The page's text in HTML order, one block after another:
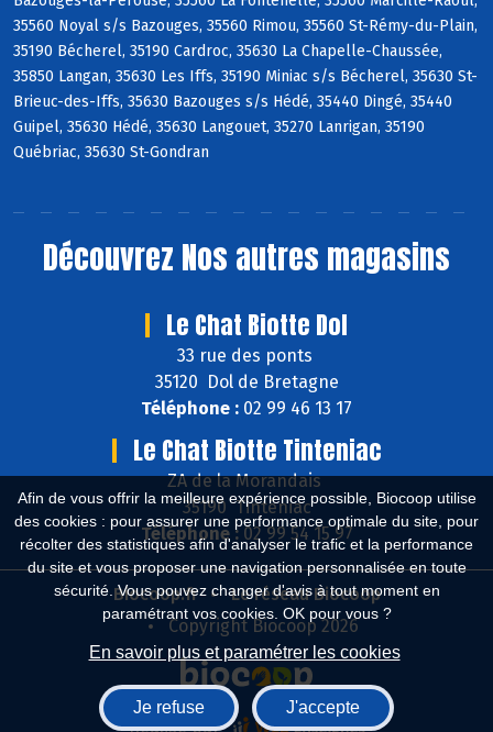
Afin de vous offrir la meilleure expérience possible, Biocoop utilise
des cookies : pour assurer une performance optimale du site, pour
récolter des statistiques afin d'analyser le trafic et la performance
du site et vous proposer une navigation personnalisée en toute
sécurité. Vous pouvez changer d'avis à tout moment en
paramétrant vos cookies. OK pour vous ?
En savoir plus et paramétrer les cookies
Je refuse J'accepte
35560 Noyal s/s Bazouges, 35560 Rimou, 35560 St-Rémy-du-Plain,
35190 Bécherel, 35190 Cardroc, 35630 La Chapelle-Chaussée,
35850 Langan, 35630 Les Iffs, 35190 Miniac s/s Bécherel, 35630 St-
Brieuc-des-Iffs, 35630 Bazouges s/s Hédé, 35440 Dingé, 35440
Guipel, 35630 Hédé, 35630 Langouet, 35270 Lanrigan, 35190
Québriac, 35630 St-Gondran
Découvrez Nos autres magasins
Le Chat Biotte Dol
33 rue des ponts
35120 Dol de Bretagne
Téléphone : 02 99 46 13 17
Le Chat Biotte Tinteniac
ZA de la Morandais
35190 Tinténiac
Téléphone :02 99 54 15 97
Biocoop.fr
Le réseau Biocoop
Copyright Biocoop 2026
Réalisé par